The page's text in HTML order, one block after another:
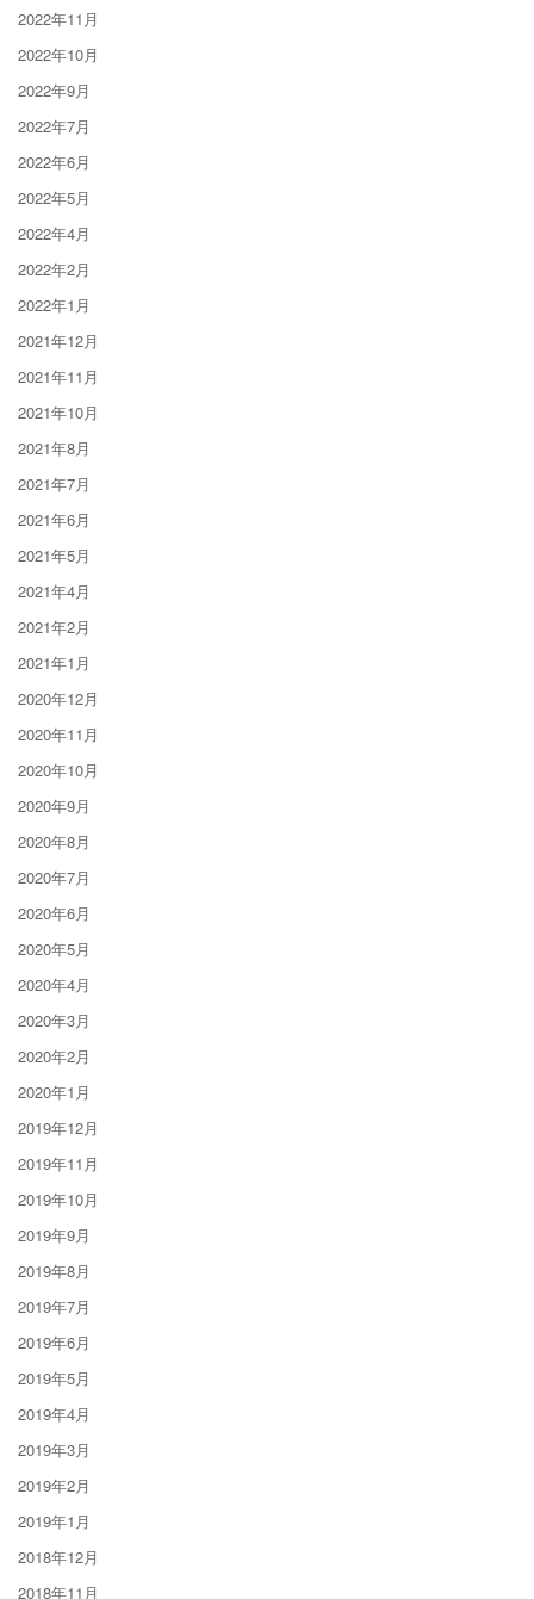
2022年11月
2022年10月
2022年9月
2022年7月
2022年6月
2022年5月
2022年4月
2022年2月
2022年1月
2021年12月
2021年11月
2021年10月
2021年8月
2021年7月
2021年6月
2021年5月
2021年4月
2021年2月
2021年1月
2020年12月
2020年11月
2020年10月
2020年9月
2020年8月
2020年7月
2020年6月
2020年5月
2020年4月
2020年3月
2020年2月
2020年1月
2019年12月
2019年11月
2019年10月
2019年9月
2019年8月
2019年7月
2019年6月
2019年5月
2019年4月
2019年3月
2019年2月
2019年1月
2018年12月
2018年11月